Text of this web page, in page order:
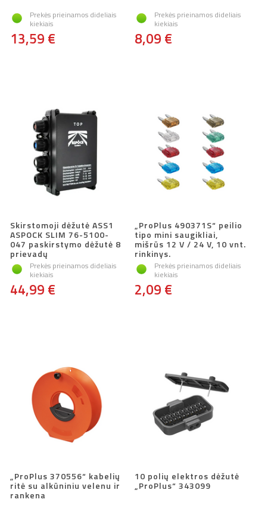
Prekės prieinamos dideliais
kiekiais
13,59 €
Prekės prieinamos dideliais
kiekiais
8,09 €
Skirstomoji dėžutė ASS1
ASPOCK SLIM 76-5100-
047 paskirstymo dėžutė 8
prievadų
Prekės prieinamos dideliais
kiekiais
44,99 €
„ProPlus 490371S“ peilio
tipo mini saugikliai,
mišrūs 12 V / 24 V, 10 vnt.
rinkinys.
Prekės prieinamos dideliais
kiekiais
2,09 €
„ProPlus 370556“ kabelių
ritė su alkūniniu velenu ir
rankena
10 polių elektros dėžutė
„ProPlus“ 343099